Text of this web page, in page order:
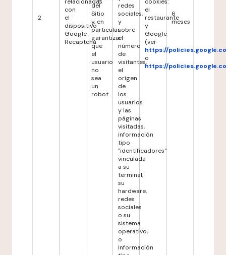
2
con
el
dispositivo
Google
Recaptcha
del
Sitio
y, en
particular,
garantizar
que
el
usuario
no
sea
un
robot.
redes
sociales,
y
sobre
el
número
de
visitantes,
el
origen
de
los
usuarios
y las
páginas
visitadas,
información
tipo
"identificadores"
vinculada
a su
terminal,
su
hardware,
redes
sociales
o su
sistema
operativo,
o
información
el
restaurante
y
Google
(ver
https://
o
https://
6
meses